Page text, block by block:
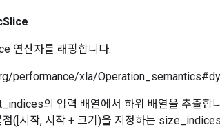
연산자를 래핑합니다.
performance/xla/
의 입력 배열에서 하위 배열을 추출합
점([시작, 시작 + 크기)을 지정하는